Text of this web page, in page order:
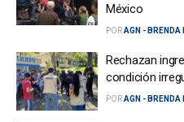
México
PORAGN - BRENDA
Rechazan
condición
PORAGN - BRENDA